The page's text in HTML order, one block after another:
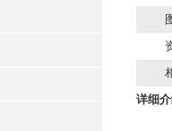
详细介